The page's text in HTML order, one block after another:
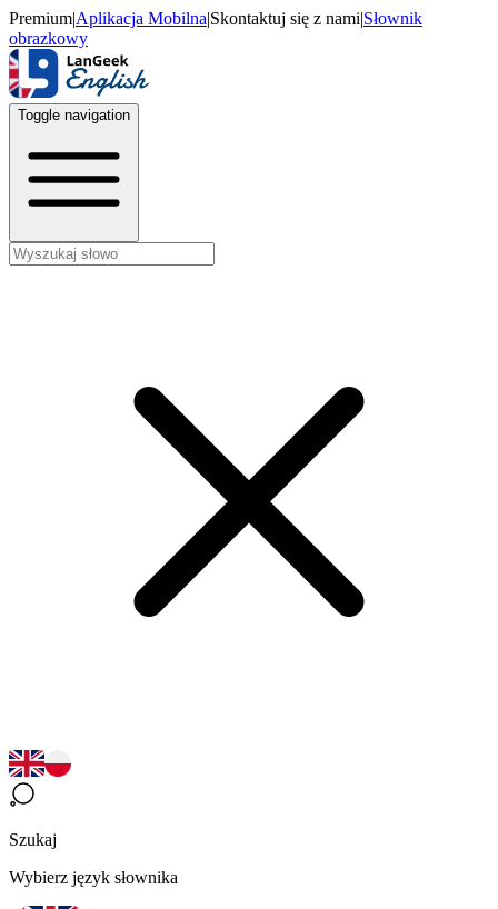
Premium|Aplikacja Mobilna|Skontaktuj się z nami|Słownik
obrazkowy
Toggle navigation
Szukaj
Wybierz język słownika